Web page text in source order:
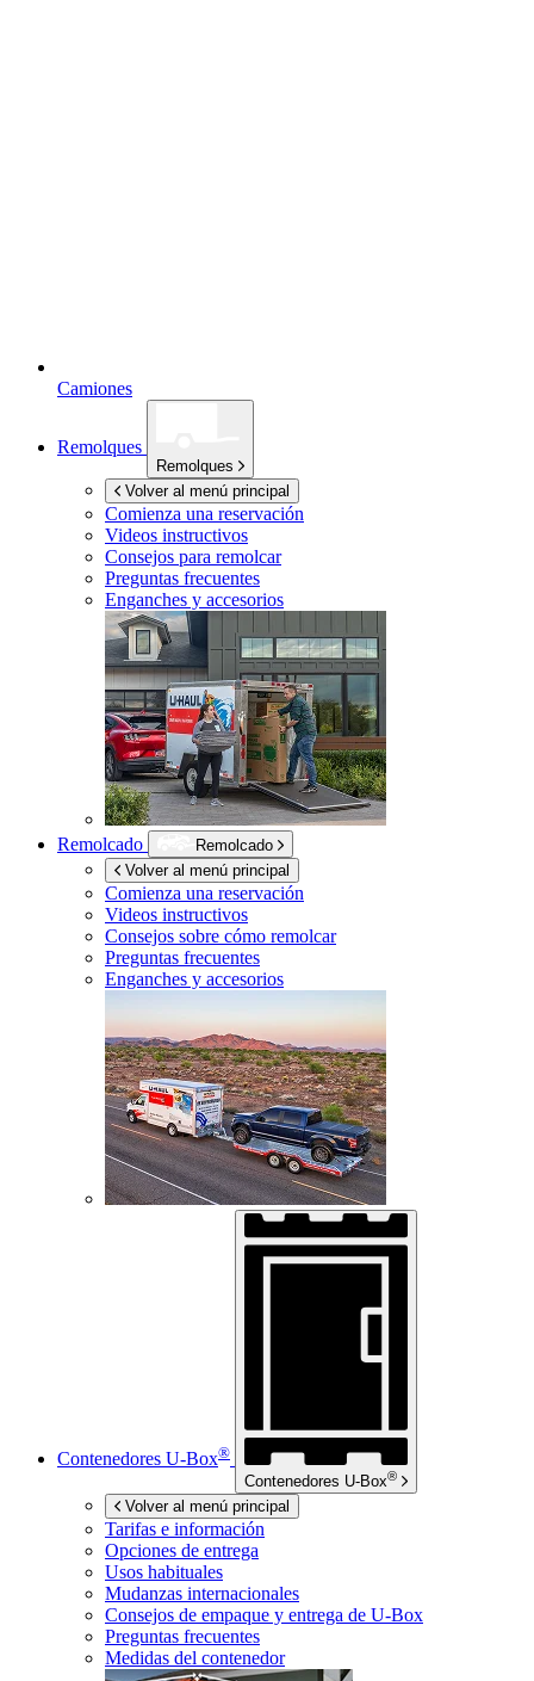
Camiones
Remolques
Remolques
Volver al menú principal
Comienza una reservación
Videos instructivos
Consejos para remolcar
Preguntas frecuentes
Enganches y accesorios
Remolcado
Remolcado
Volver al menú principal
Comienza una reservación
Videos instructivos
Consejos sobre cómo remolcar
Preguntas frecuentes
Enganches y accesorios
Contenedores U-Box®
Contenedores U-Box®
Volver al menú principal
Tarifas e información
Opciones de entrega
Usos habituales
Mudanzas internacionales
Consejos de empaque y entrega de U-Box
Preguntas frecuentes
Medidas del contenedor